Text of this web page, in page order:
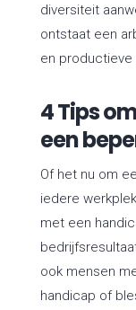
diversiteit
ontstaat een
en
4 Tips
een
Of het nu om
iedere
met een
ook mensen
handicap of